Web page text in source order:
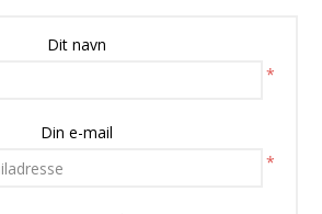
Dit navn
*
Din e-mail
*